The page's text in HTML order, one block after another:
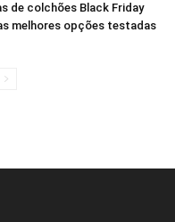
de colchões Black Friday
melhores opções testadas